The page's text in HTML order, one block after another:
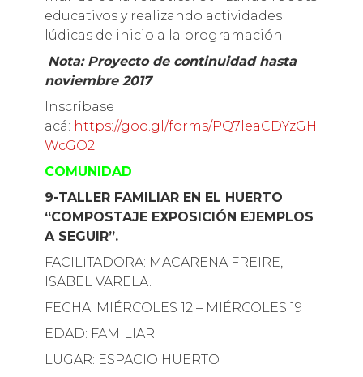
educativos y realizando actividades
lúdicas de inicio a la programación.
Nota: Proyecto de continuidad hasta
noviembre 2017
Inscríbase
acá: https://goo.gl/forms/PQ7leaCDYzGH
WcGO2
COMUNIDAD
9-TALLER FAMILIAR EN EL HUERTO
“COMPOSTAJE EXPOSICIÓN EJEMPLOS
A SEGUIR”.
FACILITADORA: MACARENA FREIRE,
ISABEL VARELA.
FECHA: MIÉRCOLES 12 – MIÉRCOLES 19
EDAD: FAMILIAR
LUGAR: ESPACIO HUERTO